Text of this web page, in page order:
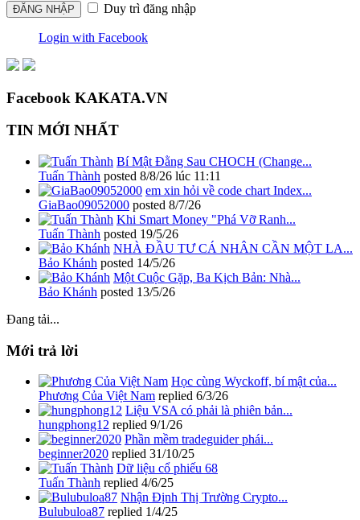
Duy trì đăng nhập
Login with Facebook
Facebook KAKATA.VN
TIN MỚI NHẤT
Bí Mật Đằng Sau CHOCH (Change...
Tuấn Thành posted 8/8/26 lúc 11:11
em xin hỏi về code chart Index...
GiaBao09052000 posted 8/7/26
Khi Smart Money "Phá Vỡ Ranh...
Tuấn Thành posted 19/5/26
NHÀ ĐẦU TƯ CÁ NHÂN CẦN MỘT LA...
Bảo Khánh posted 14/5/26
Một Cuộc Gặp, Ba Kịch Bản: Nhà...
Bảo Khánh posted 13/5/26
Đang tải...
Mới trả lời
Học cùng Wyckoff, bí mật của...
Phương Của Việt Nam replied 6/3/26
Liệu VSA có phải là phiên bản...
hungphong12 replied 9/1/26
Phần mềm tradeguider phái...
beginner2020 replied 31/10/25
Dữ liệu cổ phiếu 68
Tuấn Thành replied 4/6/25
Nhận Định Thị Trường Crypto...
Bulubuloa87 replied 1/4/25